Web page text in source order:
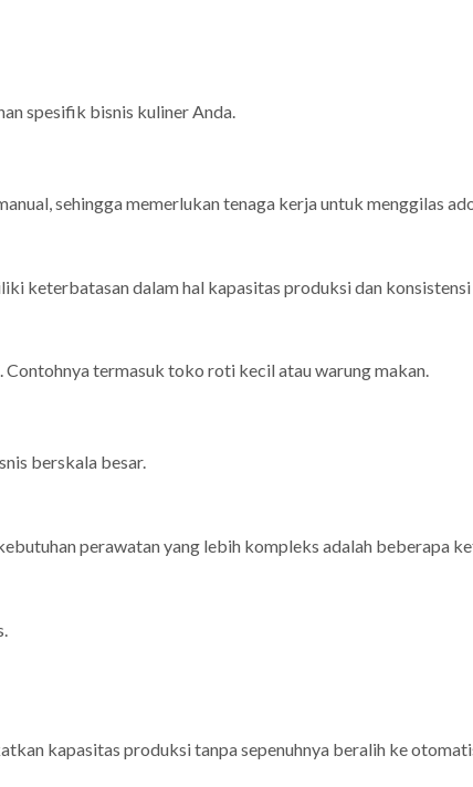
spesifik bisnis kuliner Anda.
sehingga memerlukan tenaga kerja untuk menggilas
keterbatasan dalam hal kapasitas produksi dan konsistensi
Contohnya termasuk toko roti kecil atau warung makan.
berskala besar.
perawatan yang lebih kompleks adalah beberapa
kapasitas produksi tanpa sepenuhnya beralih ke